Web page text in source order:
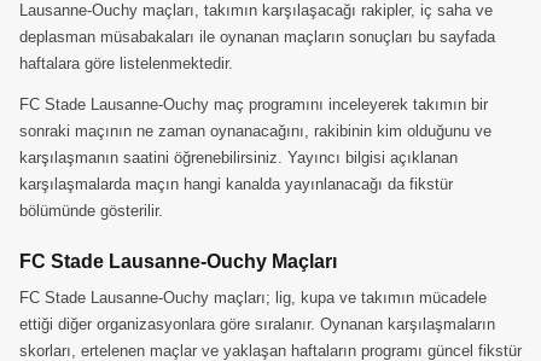
Lausanne-Ouchy maçları, takımın karşılaşacağı rakipler, iç saha ve
deplasman müsabakaları ile oynanan maçların sonuçları bu sayfada
haftalara göre listelenmektedir.
FC Stade Lausanne-Ouchy maç programını inceleyerek takımın bir
sonraki maçının ne zaman oynanacağını, rakibinin kim olduğunu ve
karşılaşmanın saatini öğrenebilirsiniz. Yayıncı bilgisi açıklanan
karşılaşmalarda maçın hangi kanalda yayınlanacağı da fikstür
bölümünde gösterilir.
FC Stade Lausanne-Ouchy Maçları
FC Stade Lausanne-Ouchy maçları; lig, kupa ve takımın mücadele
ettiği diğer organizasyonlara göre sıralanır. Oynanan karşılaşmaların
skorları, ertelenen maçlar ve yaklaşan haftaların programı güncel fikstür